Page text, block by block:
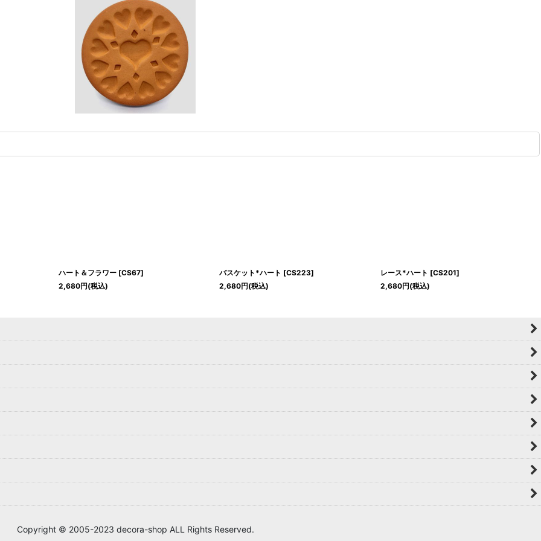
ハート＆フラワー [CS67]
2,680円(税込)
バスケット*ハート [CS223]
2,680円(税込)
レース*ハート [CS201]
2,680円(税込)
Copyright © 2005-2023 decora-shop ALL Rights Reserved.